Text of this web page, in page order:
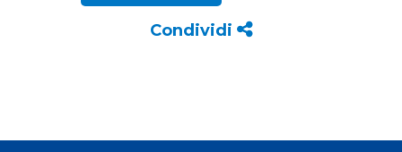
Condividi